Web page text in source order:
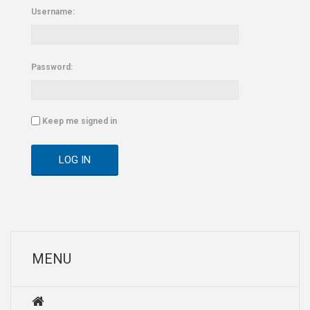
Username:
Password:
Keep me signed in
LOG IN
MENU